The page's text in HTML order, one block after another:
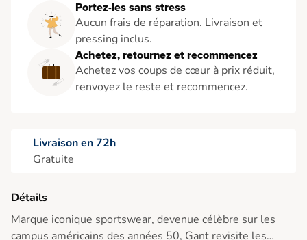
Portez-les sans stress
Aucun frais de réparation. Livraison et
pressing inclus.
Achetez, retournez et recommencez
Achetez vos coups de cœur à prix réduit,
renvoyez le reste et recommencez.
Livraison en 72h
Gratuite
Détails
Marque iconique sportswear, devenue célèbre sur les
campus américains des années 50, Gant revisite les